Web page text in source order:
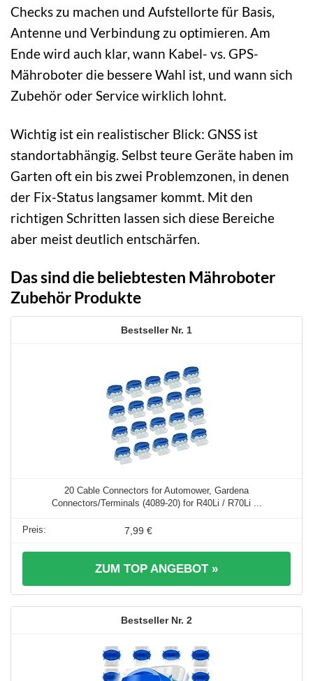
Checks zu machen und Aufstellorte für Basis,
Antenne und Verbindung zu optimieren. Am
Ende wird auch klar, wann Kabel- vs. GPS-
Mähroboter die bessere Wahl ist, und wann sich
Zubehör oder Service wirklich lohnt.
Wichtig ist ein realistischer Blick: GNSS ist
standortabhängig. Selbst teure Geräte haben im
Garten oft ein bis zwei Problemzonen, in denen
der Fix-Status langsamer kommt. Mit den
richtigen Schritten lassen sich diese Bereiche
aber meist deutlich entschärfen.
Das sind die beliebtesten Mähroboter
Zubehör Produkte
1
20 Cable Connectors for Automower, Gardena
Connectors/Terminals (4089-20) for R40Li / R70Li ...
7,99 €
ZUM TOP ANGEBOT »
2